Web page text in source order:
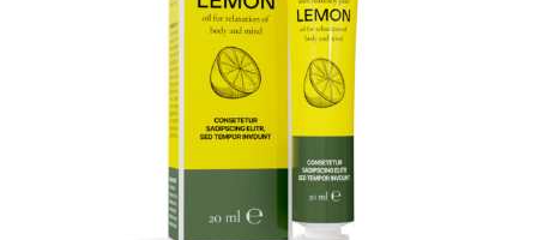
3D Komposition
3D Produktrendering